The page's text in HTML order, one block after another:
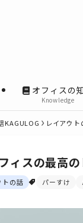
オフィスの
Knowledge
KAGULOG レイアウト
ィスの最高
トの話 パーすけ